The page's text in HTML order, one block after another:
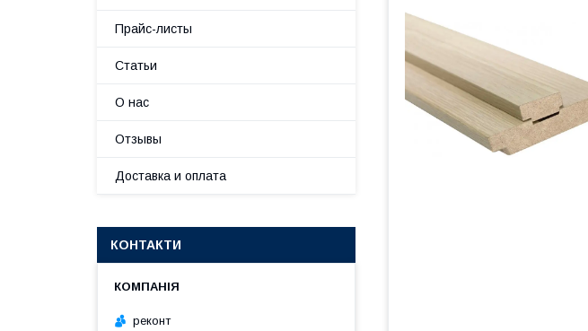
Прайс-листы
Статьи
О нас
Отзывы
Доставка и оплата
КОНТАКТИ
реконт